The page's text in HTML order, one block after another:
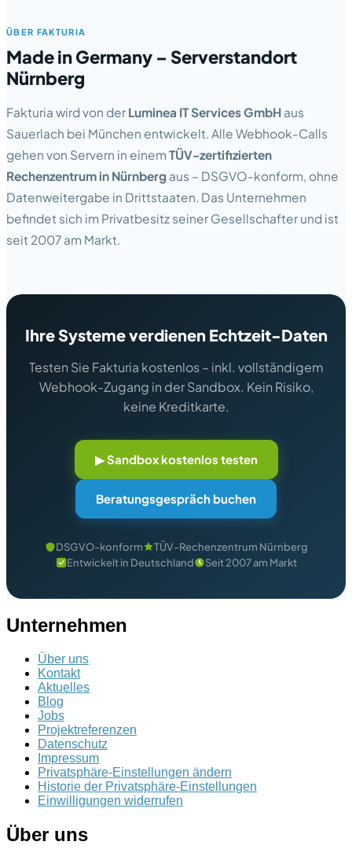
ÜBER FAKTURIA
Made in Germany – Serverstandort
Nürnberg
Fakturia wird von der Luminea IT Services GmbH aus
Sauerlach bei München entwickelt. Alle Webhook-Calls
gehen von Servern in einem TÜV-zertifizierten
Rechenzentrum in Nürnberg aus – DSGVO-konform, ohne
Datenweitergabe in Drittstaaten. Das Unternehmen
befindet sich im Privatbesitz seiner Gesellschafter und ist
seit 2007 am Markt.
Ihre Systeme verdienen Echtzeit-Daten
Testen Sie Fakturia kostenlos – inkl. vollständigem
Webhook-Zugang in der Sandbox. Kein Risiko,
keine Kreditkarte.
▶ Sandbox kostenlos testen
Beratungsgespräch buchen
DSGVO-konform
TÜV-Rechenzentrum Nürnberg
Entwickelt in Deutschland
Seit 2007 am Markt
Unternehmen
Über uns
Kontakt
Aktuelles
Blog
Jobs
Projektreferenzen
Datenschutz
Impressum
Privatsphäre-Einstellungen ändern
Historie der Privatsphäre-Einstellungen
Einwilligungen widerrufen
Über uns